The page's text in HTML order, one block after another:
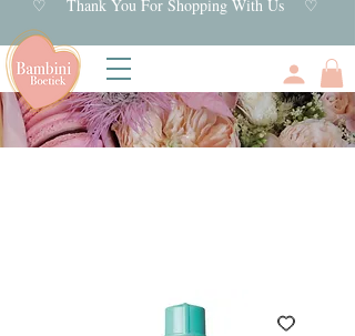
♡ Thank You For Shopping With Us ♡